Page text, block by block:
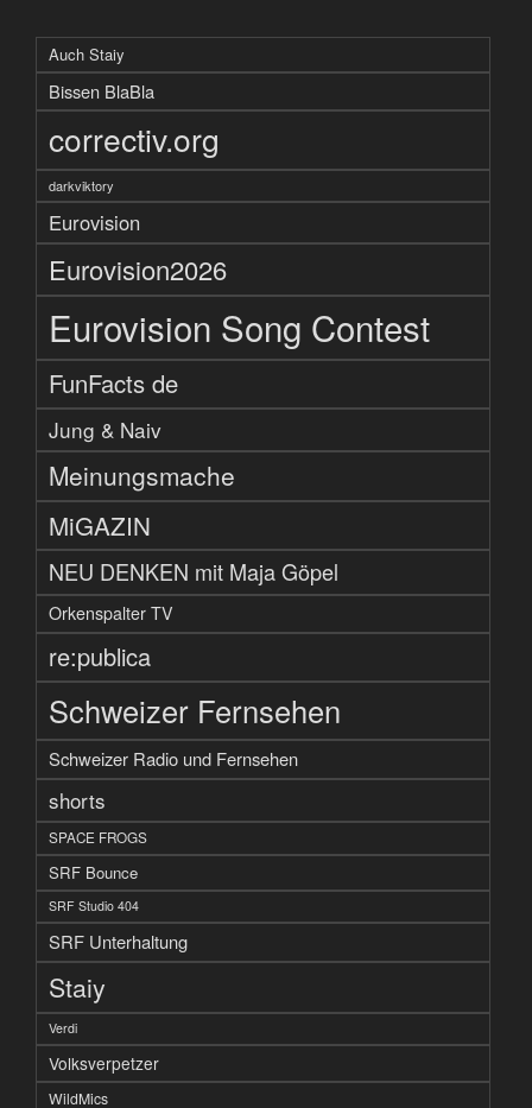
Auch Staiy
Bissen BlaBla
correctiv.org
darkviktory
Eurovision
Eurovision2026
Eurovision Song Contest
FunFacts de
Jung & Naiv
Meinungsmache
MiGAZIN
NEU DENKEN mit Maja Göpel
Orkenspalter TV
re:publica
Schweizer Fernsehen
Schweizer Radio und Fernsehen
shorts
SPACE FROGS
SRF Bounce
SRF Studio 404
SRF Unterhaltung
Staiy
Verdi
Volksverpetzer
WildMics